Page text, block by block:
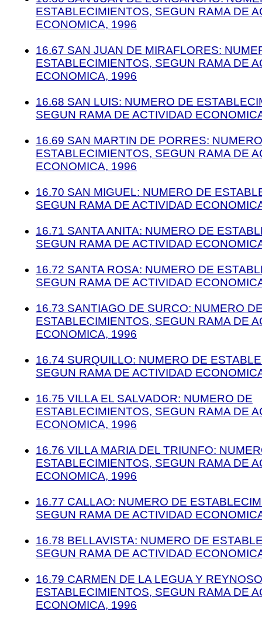
ESTABLECIMIENTOS, SEGUN RAMA DE
ECONOMICA, 1996
16.67 SAN JUAN DE MIRAFLORES:
ESTABLECIMIENTOS, SEGUN RAMA DE
ECONOMICA, 1996
16.68 SAN LUIS: NUMERO DE
SEGUN RAMA DE ACTIVIDAD
16.69 SAN MARTIN DE PORRES:
ESTABLECIMIENTOS, SEGUN RAMA DE
ECONOMICA, 1996
16.70 SAN MIGUEL: NUMERO DE
SEGUN RAMA DE ACTIVIDAD
16.71 SANTA ANITA: NUMERO DE
SEGUN RAMA DE ACTIVIDAD
16.72 SANTA ROSA: NUMERO DE
SEGUN RAMA DE ACTIVIDAD
16.73 SANTIAGO DE SURCO: NUMERO
ESTABLECIMIENTOS, SEGUN RAMA DE
ECONOMICA, 1996
16.74 SURQUILLO: NUMERO DE
SEGUN RAMA DE ACTIVIDAD
16.75 VILLA EL SALVADOR: NUMERO DE
ESTABLECIMIENTOS, SEGUN RAMA DE
ECONOMICA, 1996
16.76 VILLA MARIA DEL TRIUNFO:
ESTABLECIMIENTOS, SEGUN RAMA DE
ECONOMICA, 1996
16.77 CALLAO: NUMERO DE
SEGUN RAMA DE ACTIVIDAD
16.78 BELLAVISTA: NUMERO DE
SEGUN RAMA DE ACTIVIDAD
16.79 CARMEN DE LA LEGUA Y
ESTABLECIMIENTOS, SEGUN RAMA DE
ECONOMICA, 1996